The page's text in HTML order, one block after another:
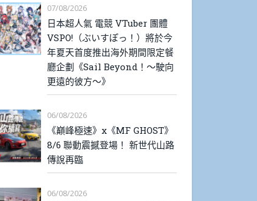
07/08/2026
日本超人氣 電競 VTuber 團體
VSPO!（ぶいすぽっ！）將於今
年夏天首度推出海外期間限定餐
廳企劃《Sail Beyond！～駛向
更遠的彼方～》
06/08/2026
《巔峰極速》x《MF GHOST》
8/6 聯動震撼登場！ 新世代山路
傳說再臨
06/08/2026